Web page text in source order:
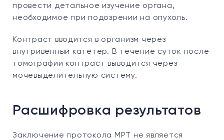
провести детальное изучение органа,
необходимое при подозрении на опухоль.
Контраст вводится в организм через
внутривенный катетер. В течение суток после
томографии контраст выводится через
мочевыделительную систему.
Расшифровка результатов
Заключение протокола МРТ не является